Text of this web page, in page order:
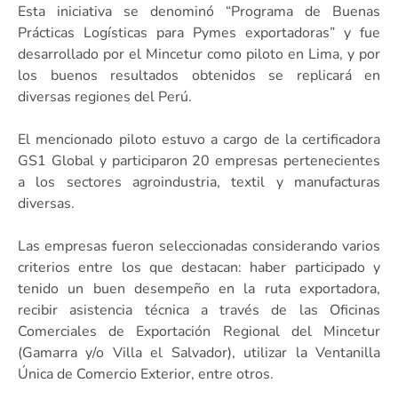
Esta iniciativa se denominó “Programa de Buenas
Prácticas Logísticas para Pymes exportadoras” y fue
desarrollado por el Mincetur como piloto en Lima, y por
los buenos resultados obtenidos se replicará en
diversas regiones del Perú.
El mencionado piloto estuvo a cargo de la certificadora
GS1 Global y participaron 20 empresas pertenecientes
a los sectores agroindustria, textil y manufacturas
diversas.
Las empresas fueron seleccionadas considerando varios
criterios entre los que destacan: haber participado y
tenido un buen desempeño en la ruta exportadora,
recibir asistencia técnica a través de las Oficinas
Comerciales de Exportación Regional del Mincetur
(Gamarra y/o Villa el Salvador), utilizar la Ventanilla
Única de Comercio Exterior, entre otros.